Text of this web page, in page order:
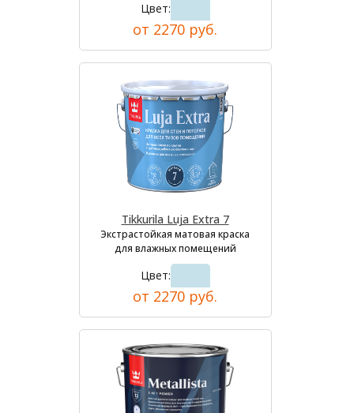
Цвет:
от 2270 руб.
Tikkurila Luja Extra 7
Экстрастойкая матовая краска
для влажных помещений
Цвет:
от 2270 руб.